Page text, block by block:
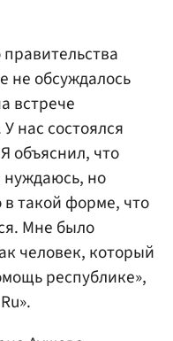
не обсуждалось
встрече
нас состоялся
объяснил, что
но
такой форме, что
Мне было
человек, который
республике»,